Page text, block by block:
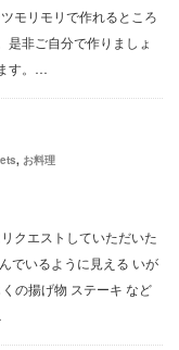
モリモリで作れるところ
是非ご自分で作りましょ
す。…
, お料理
クエストしていただいた
でいるように見える いが
の揚げ物 ステーキ など